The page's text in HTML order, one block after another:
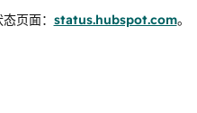
页面： status.hubspot.com。